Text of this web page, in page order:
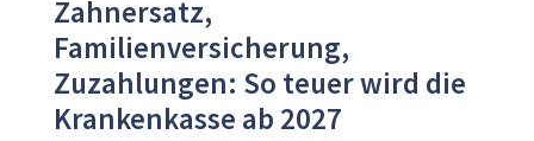
Zahnersatz,
Familienversicherung,
Zuzahlungen: So teuer wird die
Krankenkasse ab 2027